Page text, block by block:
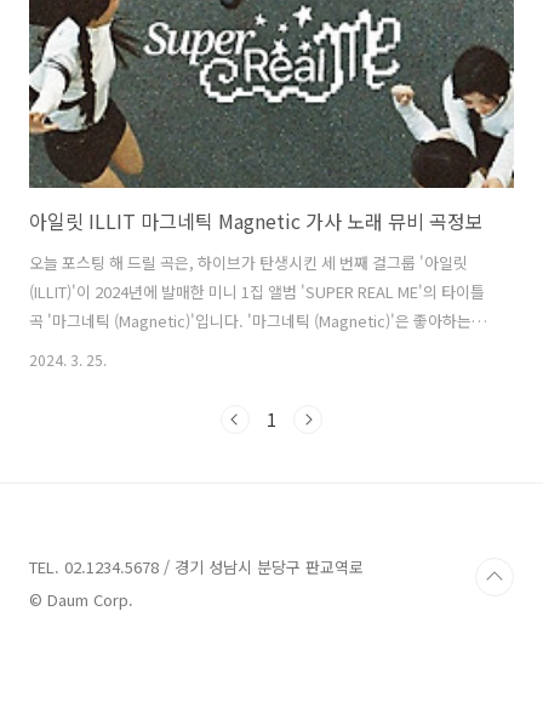
아일릿 ILLIT 마그네틱 Magnetic 가사 노래 뮤비 곡정보
오늘 포스팅 해 드릴 곡은, 하이브가 탄생시킨 세 번째 걸그룹 '아일릿
(ILLIT)'이 2024년에 발매한 미니 1집 앨범 'SUPER REAL ME'의 타이틀
곡 '마그네틱 (Magnetic)'입니다. '마그네틱 (Magnetic)'은 좋아하는 상
대에게 자석처럼 끌리는 마음을 있는 그대로 표현한 곡으로, 아름다운 아
감 넘치는 목소리가 어우러져, 좋아하는 사람에게 직진하는 10대 소녀의
2024. 3. 25.
1
TEL. 02.1234.5678 / 경기 성남시 분당구 판교역로
© Daum Corp.